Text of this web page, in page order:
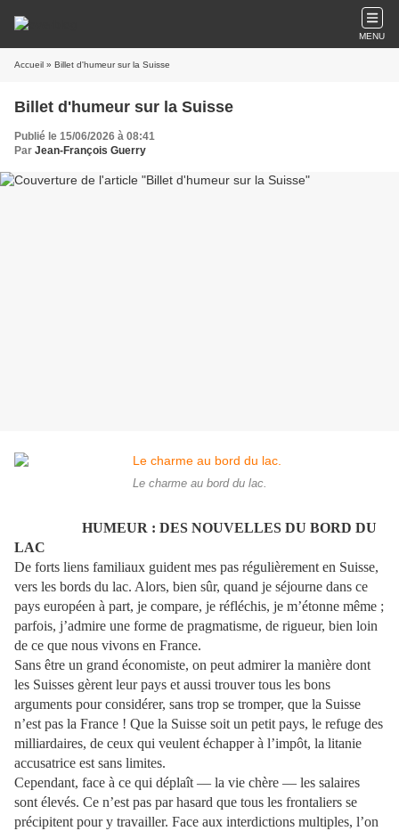
MENU
Accueil » Billet d'humeur sur la Suisse
Billet d'humeur sur la Suisse
Publié le 15/06/2026 à 08:41
Par Jean-François Guerry
Le charme au bord du lac.
HUMEUR : DES NOUVELLES DU BORD DU
LAC
De forts liens familiaux guident mes pas régulièrement en Suisse,
vers les bords du lac. Alors, bien sûr, quand je séjourne dans ce
pays européen à part, je compare, je réfléchis, je m’étonne même ;
parfois, j’admire une forme de pragmatisme, de rigueur, bien loin
de ce que nous vivons en France.
Sans être un grand économiste, on peut admirer la manière dont
les Suisses gèrent leur pays et aussi trouver tous les bons
arguments pour considérer, sans trop se tromper, que la Suisse
n’est pas la France ! Que la Suisse soit un petit pays, le refuge des
milliardaires, de ceux qui veulent échapper à l’impôt, la litanie
accusatrice est sans limites.
Cependant, face à ce qui déplaît — la vie chère — les salaires
sont élevés. Ce n’est pas par hasard que tous les frontaliers se
précipitent pour y travailler. Face aux interdictions multiples, l’on